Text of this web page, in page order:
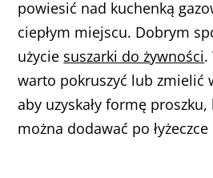
powiesić nad kuchenką
ciepłym miejscu. Dobrym
użycie suszarki do żywności.
warto pokruszyć lub zmielić
aby uzyskały formę
można dodawać po